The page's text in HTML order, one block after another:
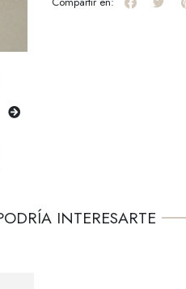
INTERESARTE